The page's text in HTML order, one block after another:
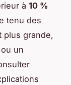
à 10 %
tenu des
plus grande,
un